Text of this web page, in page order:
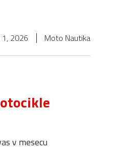
1, 2026 Moto Nautika
v mesecu